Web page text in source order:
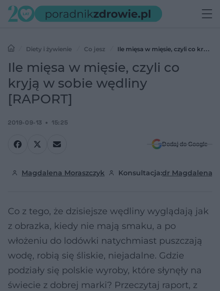
Diety i żywienie Co jesz
Ile mięsa w mięsie, czyli co kryją
w sobie wędliny [RAPORT]
Ile mięsa w mięsie, czyli co
kryją w sobie wędliny
[RAPORT]
2019-09-13 15:25
Dodaj do Google
Magdalena Moraszczyk Konsultacja:dr Magdalena
Co z tego, że dzisiejsze wędliny wyglądają jak
z obrazka, kiedy nie mają smaku, a po
włożeniu do lodówki natychmiast puszczają
wodę, robią się śliskie, niejadalne. Gdzie
podziały się polskie wyroby, które słynęły na
świecie z dobrej marki? Przeczytaj raport, z